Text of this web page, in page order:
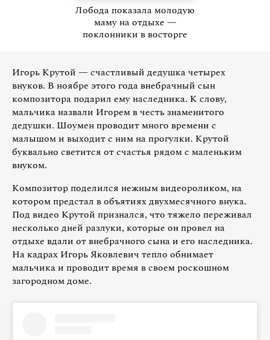
Лобода показала молодую
маму на отдыхе —
поклонники в восторге
Игорь Крутой — счастливый дедушка четырех
внуков. В ноябре этого года внебрачный сын
композитора подарил ему наследника. К слову,
мальчика назвали Игорем в честь знаменитого
дедушки. Шоумен проводит много времени с
малышом и выходит с ним на прогулки. Крутой
буквально светится от счастья рядом с маленьким
внуком.
Композитор поделился нежным видеороликом, на
котором предстал в объятиях двухмесячного внука.
Под видео Крутой признался, что тяжело переживал
несколько дней разлуки, которые он провел на
отдыхе вдали от внебрачного сына и его наследника.
На кадрах Игорь Яковлевич тепло обнимает
мальчика и проводит время в своем роскошном
загородном доме.